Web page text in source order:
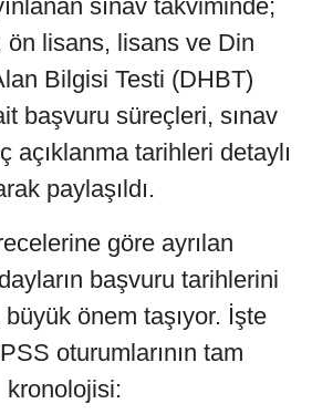
sınav takviminde;
ön lisans, lisans ve Din
Bilgisi Testi (DHBT)
başvuru süreçleri, sınav
açıklanma tarihleri detaylı
paylaşıldı.
göre ayrılan
başvuru tarihlerini
büyük önem taşıyor. İşte
oturumlarının tam
kronolojisi: